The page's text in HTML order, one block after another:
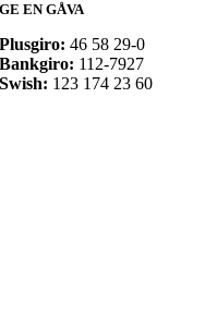
GE EN GÅVA
Plusgiro: 46 58 29-0
Bankgiro: 112-7927
Swish: 123 174 23 60